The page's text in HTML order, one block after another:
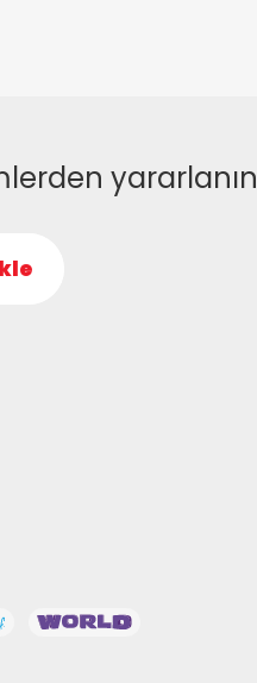
yararlanın